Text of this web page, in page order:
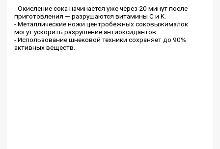
- Окисление сока начинается уже через 20 минут после
приготовления — разрушаются витамины C и K.
- Металлические ножи центробежных соковыжималок
могут ускорить разрушение антиоксидантов.
- Использование шнековой техники сохраняет до 90%
активных веществ.